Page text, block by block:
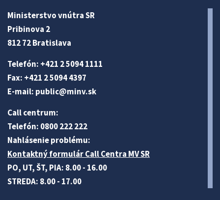
Ministerstvo vnútra SR
Pribinova 2
812 72 Bratislava
Telefón: +421 2 5094 1111
Fax: +421 2 5094 4397
E-mail: public@minv.sk
Call centrum:
Telefón: 0800 222 222
Nahlásenie problému:
Kontaktný formulár Call Centra MV SR
PO, UT, ŠT, PIA: 8.00 - 16.00
STREDA: 8.00 - 17.00